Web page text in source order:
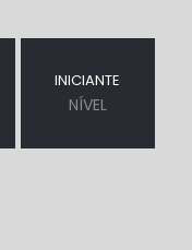
INICIANTE
NÍVEL